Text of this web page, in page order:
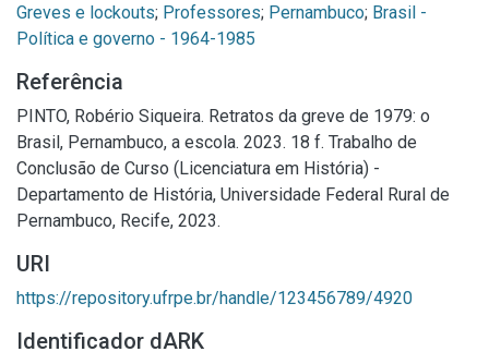
Greves e lockouts; Professores; Pernambuco; Brasil -
Política e governo - 1964-1985
Referência
PINTO, Robério Siqueira. Retratos da greve de 1979: o
Brasil, Pernambuco, a escola. 2023. 18 f. Trabalho de
Conclusão de Curso (Licenciatura em História) -
Departamento de História, Universidade Federal Rural de
Pernambuco, Recife, 2023.
URI
https://repository.ufrpe.br/handle/123456789/4920
Identificador dARK